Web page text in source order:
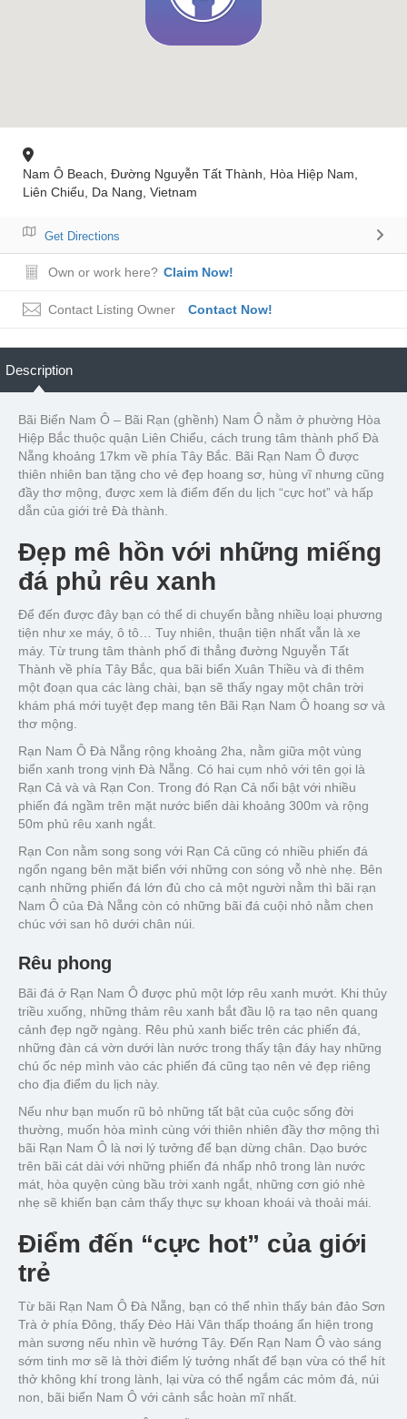
Nam Ô Beach, Đường Nguyễn Tất Thành, Hòa Hiệp Nam,
Liên Chiểu, Da Nang, Vietnam
Get Directions
Own or work here? Claim Now!
Contact Listing Owner Contact Now!
Description
Bãi Biển Nam Ô – Bãi Rạn (ghềnh) Nam Ô nằm ở phường Hòa
Hiệp Bắc thuộc quận Liên Chiểu, cách trung tâm thành phố Đà
Nẵng khoảng 17km về phía Tây Bắc. Bãi Rạn Nam Ô được
thiên nhiên ban tặng cho vẻ đẹp hoang sơ, hùng vĩ nhưng cũng
đầy thơ mộng, được xem là điểm đến du lịch “cực hot” và hấp
dẫn của giới trẻ Đà thành.
Đẹp mê hồn với những miếng
đá phủ rêu xanh
Để đến được đây bạn có thể di chuyến bằng nhiều loại phương
tiện như xe máy, ô tô… Tuy nhiên, thuận tiện nhất vẫn là xe
máy. Từ trung tâm thành phố đi thẳng đường Nguyễn Tất
Thành về phía Tây Bắc, qua bãi biển Xuân Thiều và đi thêm
một đoạn qua các làng chài, bạn sẽ thấy ngay một chân trời
khám phá mới tuyệt đẹp mang tên Bãi Rạn Nam Ô hoang sơ và
thơ mộng.
Rạn Nam Ô Đà Nẵng rộng khoảng 2ha, nằm giữa một vùng
biển xanh trong vịnh Đà Nẵng. Có hai cụm nhỏ với tên gọi là
Rạn Cả và và Rạn Con. Trong đó Rạn Cả nổi bật với nhiều
phiến đá ngầm trên mặt nước biển dài khoảng 300m và rộng
50m phủ rêu xanh ngắt.
Rạn Con nằm song song với Rạn Cả cũng có nhiều phiến đá
ngổn ngang bên mặt biển với những con sóng vỗ nhè nhẹ. Bên
cạnh những phiến đá lớn đủ cho cả một người nằm thì bãi rạn
Nam Ô của Đà Nẵng còn có những bãi đá cuội nhỏ nằm chen
chúc với san hô dưới chân núi.
Rêu phong
Bãi đá ở Rạn Nam Ô được phủ một lớp rêu xanh mướt. Khi thủy
triều xuống, những thảm rêu xanh bắt đầu lộ ra tạo nên quang
cảnh đẹp ngỡ ngàng. Rêu phủ xanh biếc trên các phiến đá,
những đàn cá vờn dưới làn nước trong thấy tận đáy hay những
chú ốc nép mình vào các phiến đá cũng tạo nên vẻ đẹp riêng
cho địa điểm du lịch này.
Nếu như bạn muốn rũ bỏ những tất bật của cuộc sống đời
thường, muốn hòa mình cùng với thiên nhiên đầy thơ mộng thì
bãi Rạn Nam Ô là nơi lý tưởng để bạn dừng chân. Dạo bước
trên bãi cát dài với những phiến đá nhấp nhô trong làn nước
mát, hòa quyện cùng bầu trời xanh ngắt, những cơn gió nhè
nhẹ sẽ khiến bạn cảm thấy thực sự khoan khoái và thoải mái.
Điểm đến “cực hot” của giới
trẻ
Từ bãi Rạn Nam Ô Đà Nẵng, bạn có thể nhìn thấy bán đảo Sơn
Trà ở phía Đông, thấy Đèo Hải Vân thấp thoáng ẩn hiện trong
màn sương nếu nhìn về hướng Tây. Đến Rạn Nam Ô vào sáng
sớm tinh mơ sẽ là thời điểm lý tưởng nhất để bạn vừa có thể hít
thở không khí trong lành, lại vừa có thể ngắm các mỏm đá, núi
non, bãi biển Nam Ô với cảnh sắc hoàn mĩ nhất.